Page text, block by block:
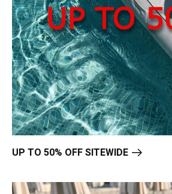
UP TO 50% OFF SITEWIDE